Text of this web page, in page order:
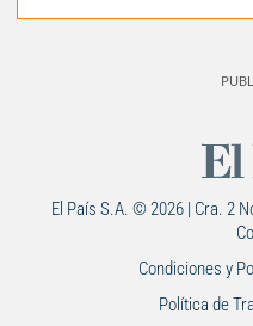
El País S.A. © 2026 | Cra. 2
Condiciones y
Política de